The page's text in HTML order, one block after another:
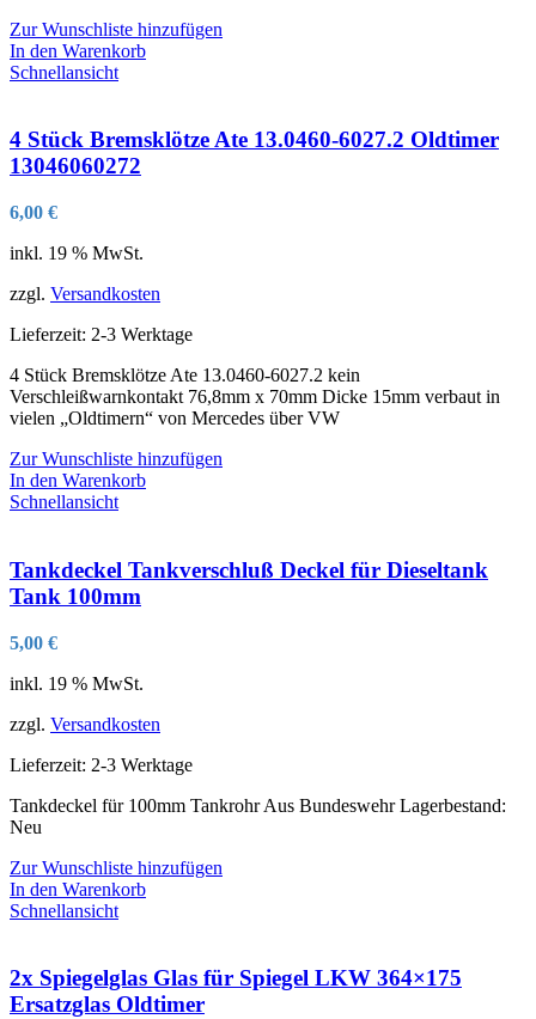
Zur Wunschliste hinzufügen
In den Warenkorb
Schnellansicht
4 Stück Bremsklötze Ate 13.0460-6027.2 Oldtimer
13046060272
6,00 €
inkl. 19 % MwSt.
zzgl. Versandkosten
Lieferzeit: 2-3 Werktage
4 Stück Bremsklötze Ate 13.0460-6027.2 kein
Verschleißwarnkontakt 76,8mm x 70mm Dicke 15mm verbaut in
vielen „Oldtimern“ von Mercedes über VW
Zur Wunschliste hinzufügen
In den Warenkorb
Schnellansicht
Tankdeckel Tankverschluß Deckel für Dieseltank
Tank 100mm
5,00 €
inkl. 19 % MwSt.
zzgl. Versandkosten
Lieferzeit: 2-3 Werktage
Tankdeckel für 100mm Tankrohr Aus Bundeswehr Lagerbestand:
Neu
Zur Wunschliste hinzufügen
In den Warenkorb
Schnellansicht
2x Spiegelglas Glas für Spiegel LKW 364×175
Ersatzglas Oldtimer